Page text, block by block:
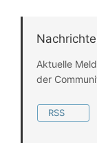
Aktuelle
der
RSS